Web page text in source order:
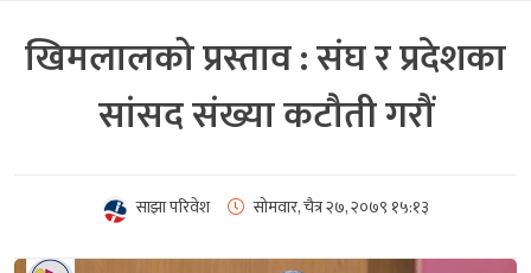
खिमलालको प्रस्ताव : संघ र प्रदेशका
सांसद संख्या कटौती गरौं
साझा परिवेश सोमवार, चैत्र २७, २०७९ १५:१३